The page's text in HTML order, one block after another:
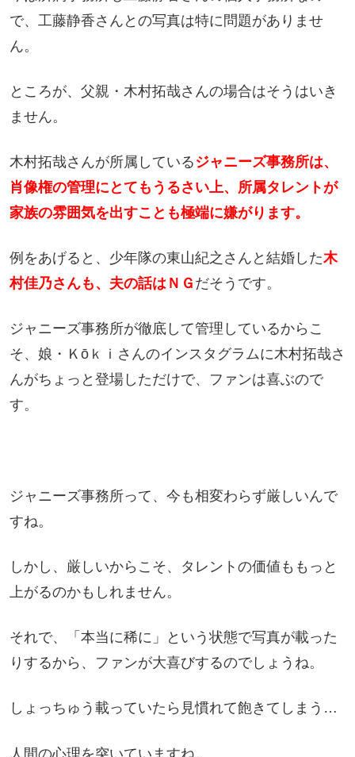
で、工藤静香さんとの写真は特に問題がありませ
ん。
ところが、父親・木村拓哉さんの場合はそうはいき
ません。
木村拓哉さんが所属している ジャニーズ事務所は、
肖像権の管理にとてもうるさい上、所属タレントが
家族の雰囲気を出すことも極端に嫌がります。
例をあげると、少年隊の東山紀之さんと結婚した木
村佳乃さんも、夫の話はＮＧ だそうです。
ジャニーズ事務所が徹底して管理しているからこ
そ、娘・Ｋōｋｉさんのインスタグラムに木村拓哉さ
んがちょっと登場しただけで、ファンは喜ぶので
す。
ジャニーズ事務所って、今も相変わらず厳しいんで
すね。
しかし、厳しいからこそ、タレントの価値ももっと
上がるのかもしれません。
それで、「本当に稀に」という状態で写真が載った
りするから、ファンが大喜びするのでしょうね。
しょっちゅう載っていたら見慣れて飽きてしまう…
人間の心理を突いていますね。